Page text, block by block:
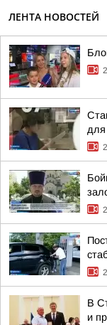
ЛЕНТА НОВОСТЕЙ
для
В
и